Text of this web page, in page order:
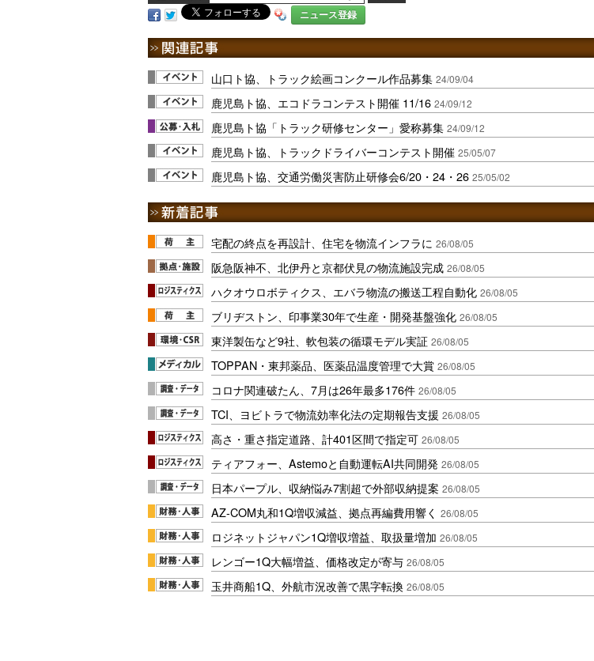
ニュース登録
山口ト協、トラック絵画コンクール作品募集 24/09/04
鹿児島ト協、エコドラコンテスト開催 11/16 24/09/12
鹿児島ト協「トラック研修センター」愛称募集 24/09/12
鹿児島ト協、トラックドライバーコンテスト開催 25/05/07
鹿児島ト協、交通労働災害防止研修会6/20・24・26 25/05/02
宅配の終点を再設計、住宅を物流インフラに 26/08/05
阪急阪神不、北伊丹と京都伏見の物流施設完成 26/08/05
ハクオウロボティクス、エバラ物流の搬送工程自動化 26/08/05
ブリヂストン、印事業30年で生産・開発基盤強化 26/08/05
東洋製缶など9社、軟包装の循環モデル実証 26/08/05
TOPPAN・東邦薬品、医薬品温度管理で大賞 26/08/05
コロナ関連破たん、7月は26年最多176件 26/08/05
TCI、ヨビトラで物流効率化法の定期報告支援 26/08/05
高さ・重さ指定道路、計401区間で指定可 26/08/05
ティアフォー、Astemoと自動運転AI共同開発 26/08/05
日本パープル、収納悩み7割超で外部収納提案 26/08/05
AZ-COM丸和1Q増収減益、拠点再編費用響く 26/08/05
ロジネットジャパン1Q増収増益、取扱量増加 26/08/05
レンゴー1Q大幅増益、価格改定が寄与 26/08/05
玉井商船1Q、外航市況改善で黒字転換 26/08/05